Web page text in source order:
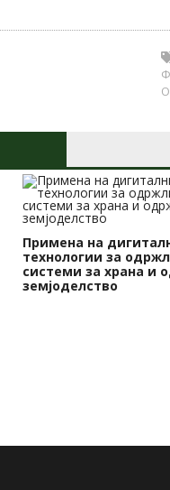
Примена на
технологии за
системи за храна и
земјоделство